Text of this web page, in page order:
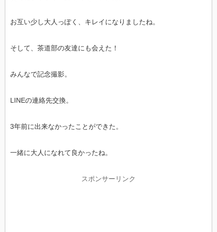
お互い少し大人っぽく、キレイになりましたね。
そして、茶道部の友達にも会えた！
みんなで記念撮影。
LINEの連絡先交換。
3年前に出来なかったことができた。
一緒に大人になれて良かったね。
スポンサーリンク